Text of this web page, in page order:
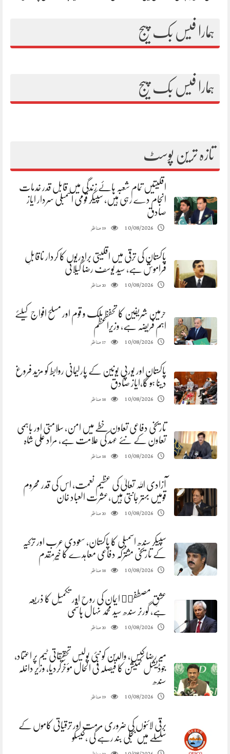
ہمارا فیس بک پیج
ہمارا فیس بک پیج
تازہ ترین پوسٹ
اقلیتیں تمام شعبہ ہائے زندگی میں قابل قدر خدمات
انجام دے رہی ہیں، سپیکر قومی اسمبلی سردار ایاز
صادق
10/08/2026
19مناظر
پاکستان کی ترقی میں اقلیتی برادریوں کا کردار ناقابلِ
فراموش ہے، سید یوسف رضا گیلانی
10/08/2026
20مناظر
حرمین شریفین کا تحفظ ملک و قوم اور مسلح افواج کیلئے
اہم فریضہ ہے، وزیراعظم
10/08/2026
17مناظر
پاکستان اور یورپی یونین کے پارلیمانی روابط کو مزید فروغ
دینا ہو گا،ایاز صادق
10/08/2026
18مناظر
تاریخی دفاعی تعاون خطے میں امن، سلامتی اور باہمی
تعاون کے نئے عہد کی علامت ہے، مراد علی شاہ
10/08/2026
18مناظر
آزادی اللہ تعالیٰ کی عظیم نعمت، اس کی قدر محروم
قومیں بہتر جانتی ہیں،عشرت العباد خان
10/08/2026
20مناظر
سپیکر سندھ اسمبلی کا پاکستان، سعودی عرب اور ترکیہ
کے تاریخی مشترکہ دفاعی معاہدے کا خیرمقدم
10/08/2026
18مناظر
عشقِ مصطفیۖ ایمان کی روح اور تکمیل کا ذریعہ
ہے، گورنر سندھ سید محمد نہال ہاشمی
10/08/2026
20مناظر
میر رضا کیس، والدین کو نئی پولیس تحقیقاتی ٹیم پر اعتماد،
جوڈیشل کمیشن کا فیصلہ فی الحال مؤخرکردیا، وزیر داخلہ
سندھ
10/08/2026
19مناظر
برقی لائنوں کی ضروری مرمت اور ترقیاتی کاموں کے
سلسلے میں بجلی بند رہے گی ،کیسکو